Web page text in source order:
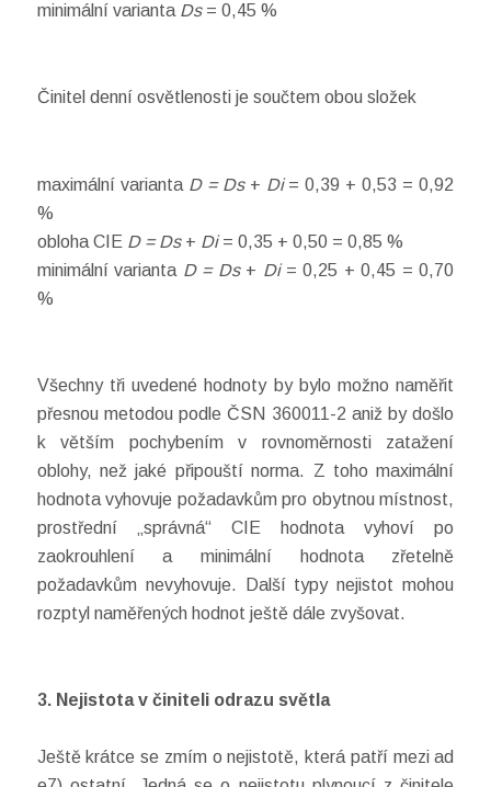
minimální varianta Ds= 0,45 %
Činitel denní osvětlenosti je součtem obou složek
maximální varianta D = Ds+ Di= 0,39 + 0,53 = 0,92
%
obloha CIE D = Ds+ Di= 0,35 + 0,50 = 0,85 %
minimální varianta D = Ds+ Di = 0,25 + 0,45 = 0,70
%
Všechny tři uvedené hodnoty by bylo možno naměřit
přesnou metodou podle ČSN 360011-2 aniž by došlo
k větším pochybením v rovnoměrnosti zatažení
oblohy, než jaké připouští norma. Z toho maximální
hodnota vyhovuje požadavkům pro obytnou místnost,
prostřední „správná“ CIE hodnota vyhoví po
zaokrouhlení a minimální hodnota zřetelně
požadavkům nevyhovuje. Další typy nejistot mohou
rozptyl naměřených hodnot ještě dále zvyšovat.
3. Nejistota v činiteli odrazu světla
Ještě krátce se zmím o nejistotě, která patří mezi ad